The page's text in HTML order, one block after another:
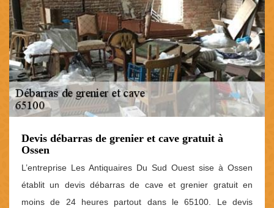
Devis débarras de grenier et cave gratuit à
Ossen
L’entreprise Les Antiquaires Du Sud Ouest sise à Ossen
établit un devis débarras de cave et grenier gratuit en
moins de 24 heures partout dans le 65100. Le devis